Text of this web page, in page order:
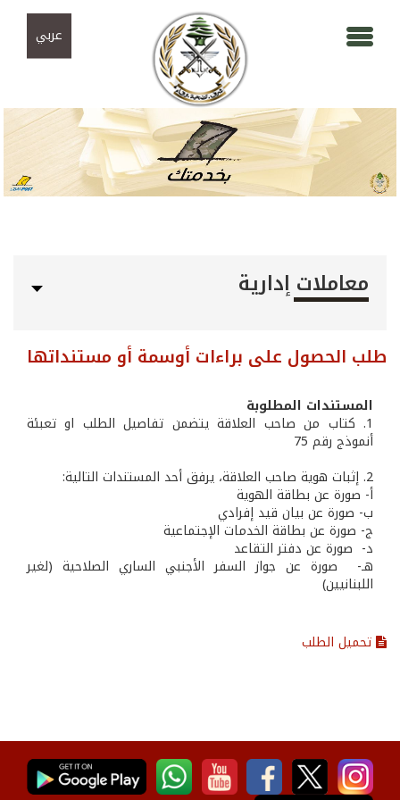
عربي
معاملات إدارية
طلب الحصول على براءات أوسمة أو مستنداتها
المستندات المطلوبة
1. كتاب من صاحب العلاقة يتضمن تفاصيل الطلب او تعبئة
أنموذج رقم 75
2. إثبات هوية صاحب العلاقة، يرفق أحد المستندات التالية:
أ- صورة عن بطاقة الهوية
ب‌- صورة عن بيان قيد إفرادي
ج- صورة عن بطاقة الخدمات الإجتماعية
‌د- صورة عن دفتر التقاعد
هـ- صورة عن جواز السفر الأجنبي الساري الصلاحية (لغير
اللبنانيين)
تحميل الطلب